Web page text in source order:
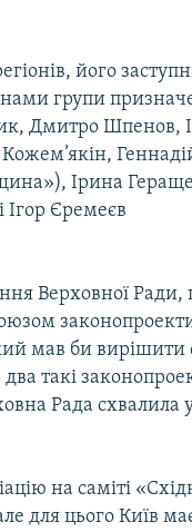
його
групи
Дмитро Шпенов,
Кожем’якін,
Ірина
Ігор Єремеєв
Верховної Ради,
мав би вирішити
такі
Рада схвалила
на саміті
для цього Київ